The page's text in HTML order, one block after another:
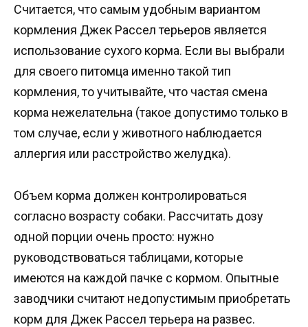
Считается, что самым удобным вариантом
кормления Джек Рассел терьеров является
использование сухого корма. Если вы выбрали
для своего питомца именно такой тип
кормления, то учитывайте, что частая смена
корма нежелательна (такое допустимо только в
том случае, если у животного наблюдается
аллергия или расстройство желудка).
Объем корма должен контролироваться
согласно возрасту собаки. Рассчитать дозу
одной порции очень просто: нужно
руководствоваться таблицами, которые
имеются на каждой пачке с кормом. Опытные
заводчики считают недопустимым приобретать
корм для Джек Рассел терьера на развес.